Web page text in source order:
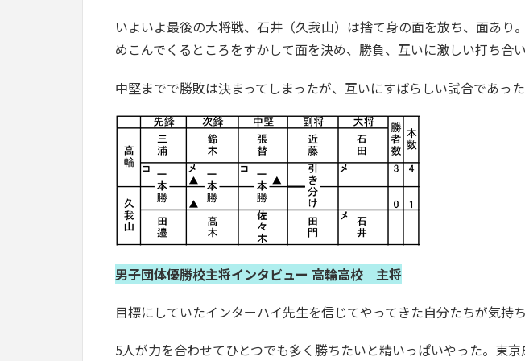
いよいよ最後の大将戦、石井（久我山）は捨て身の面を放ち、面あ
めこんでくるところをすかして面を決め、勝負、互いに激しい打ち合
中堅までで勝敗は決まってしまったが、互いにすばらしい試合であっ
男子団体優勝校主将インタビュー 高輪高校 主将
目標にしていたインターハイ先生を信じてやってきた自分たちが気持
5人が力を合わせてひとつでも多く勝ちたいと精いっぱいやった。東